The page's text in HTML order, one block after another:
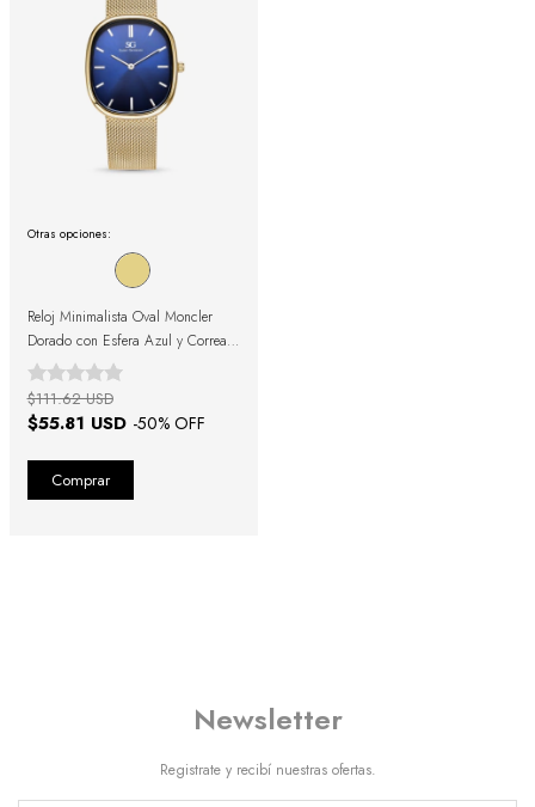
Otras opciones:
Reloj Minimalista Oval Moncler
Dorado con Esfera Azul y Correa
de Acero Dorada
$55.81 USD -50% OFF
$111.62 USD
Newsletter
Registrate y recibí nuestras ofertas.